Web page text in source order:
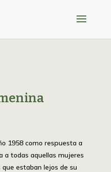
1958 como respuesta a
a todas aquellas mujeres
estaban lejos de su